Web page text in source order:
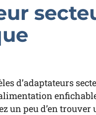
d’adaptateurs
un peu d’en